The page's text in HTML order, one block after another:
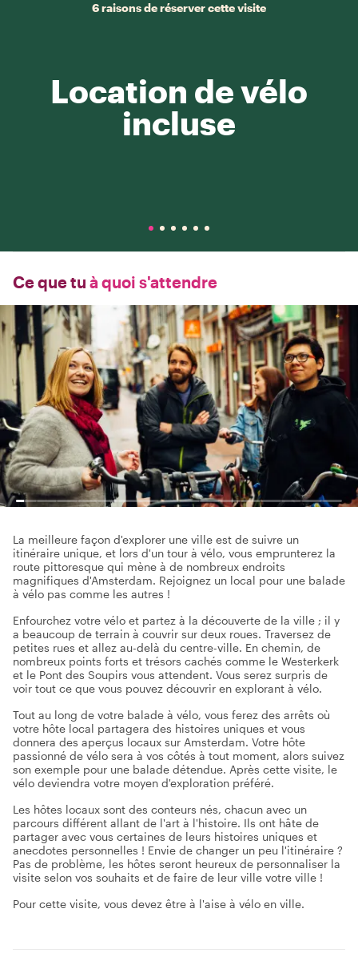
6 raisons de réserver cette visite
Location de vélo
incluse
Ce que tu à quoi s'attendre
La meilleure façon d'explorer une ville est de suivre un
itinéraire unique, et lors d'un tour à vélo, vous emprunterez la
route pittoresque qui mène à de nombreux endroits
magnifiques d'Amsterdam. Rejoignez un local pour une balade
à vélo pas comme les autres !
Enfourchez votre vélo et partez à la découverte de la ville ; il y
a beaucoup de terrain à couvrir sur deux roues. Traversez de
petites rues et allez au-delà du centre-ville. En chemin, de
nombreux points forts et trésors cachés comme le Westerkerk
et le Pont des Soupirs vous attendent. Vous serez surpris de
voir tout ce que vous pouvez découvrir en explorant à vélo.
Tout au long de votre balade à vélo, vous ferez des arrêts où
votre hôte local partagera des histoires uniques et vous
donnera des aperçus locaux sur Amsterdam. Votre hôte
passionné de vélo sera à vos côtés à tout moment, alors suivez
son exemple pour une balade détendue. Après cette visite, le
vélo deviendra votre moyen d'exploration préféré.
Les hôtes locaux sont des conteurs nés, chacun avec un
parcours différent allant de l'art à l'histoire. Ils ont hâte de
partager avec vous certaines de leurs histoires uniques et
anecdotes personnelles ! Envie de changer un peu l'itinéraire ?
Pas de problème, les hôtes seront heureux de personnaliser la
visite selon vos souhaits et de faire de leur ville votre ville !
Pour cette visite, vous devez être à l'aise à vélo en ville.